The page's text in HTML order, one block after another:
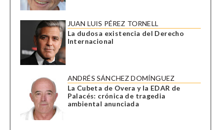
JUAN LUIS PÉREZ TORNELL
La dudosa existencia del Derecho
Internacional
ANDRÉS SÁNCHEZ DOMÍNGUEZ
La Cubeta de Overa y la EDAR de
Palacés: crónica de tragedia
ambiental anunciada